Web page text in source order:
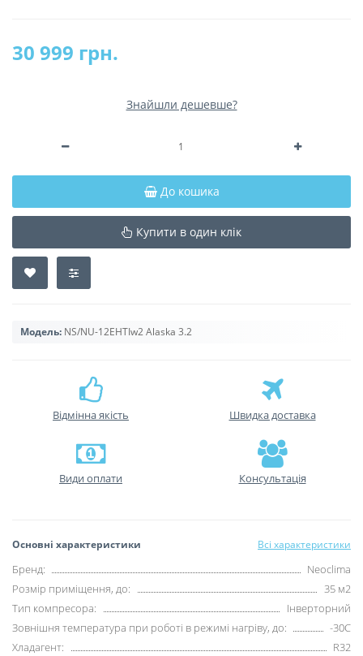
30 999 грн.
Знайшли дешевше?
До кошика
Купити в один клік
Модель: NS/NU-12EHTIw2 Alaska 3.2
Відмінна якість Швидка доставка
Види оплати Консультація
Основні характеристики Всі характеристики
Бренд:
Neoclima
Розмір приміщення, до:
35 м2
Тип компресора:
Інверторний
Зовнішня температура при роботі в режимі нагріву, до:
-30С
Хладагент:
R32